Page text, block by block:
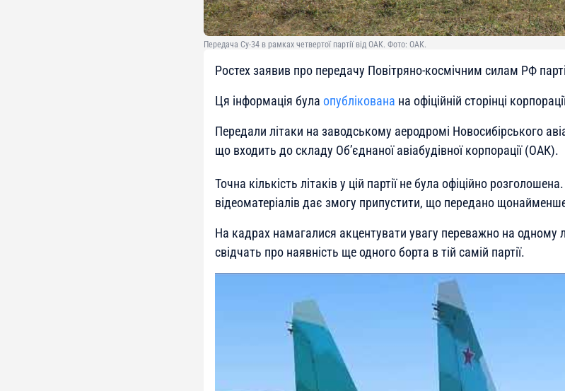
Передача Су-34 в рамках четвертої партії від ОАК. Фото: ОАК.
Ростех заявив про передачу Повітряно-космічним силам РФ
Ця інформація була опублікована на офіційній сторінці
Передали літаки на заводському аеродромі Новосибірського
що входить до складу Об’єднаної авіабудівної корпорації (ОАК).
Точна кількість літаків у цій партії не була офіційно
відеоматеріалів дає змогу припустити, що передано щонайменше
На кадрах намагалися акцентувати увагу переважно на одному
свідчать про наявність ще одного борта в тій самій партії.